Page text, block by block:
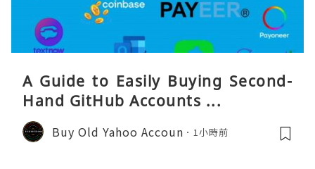
A Guide to Easily Buying Second-
Hand GitHub Accounts ...
Buy Old Yahoo Accoun 1小時前